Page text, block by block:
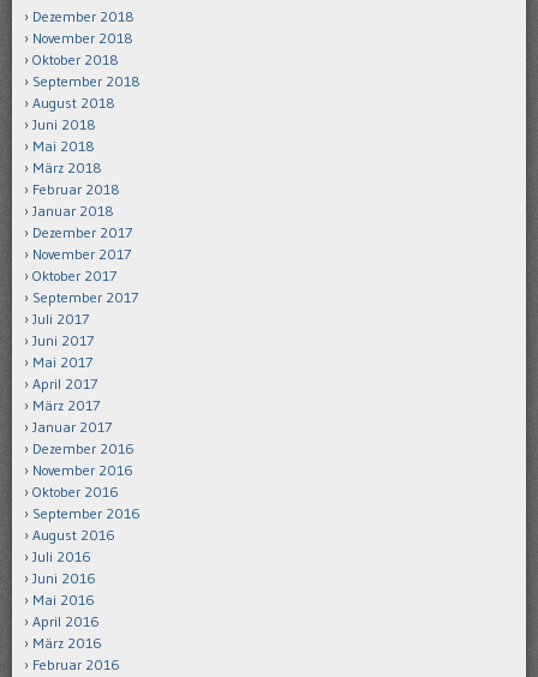
Dezember 2018
November 2018
Oktober 2018
September 2018
August 2018
Juni 2018
Mai 2018
März 2018
Februar 2018
Januar 2018
Dezember 2017
November 2017
Oktober 2017
September 2017
Juli 2017
Juni 2017
Mai 2017
April 2017
März 2017
Januar 2017
Dezember 2016
November 2016
Oktober 2016
September 2016
August 2016
Juli 2016
Juni 2016
Mai 2016
April 2016
März 2016
Februar 2016